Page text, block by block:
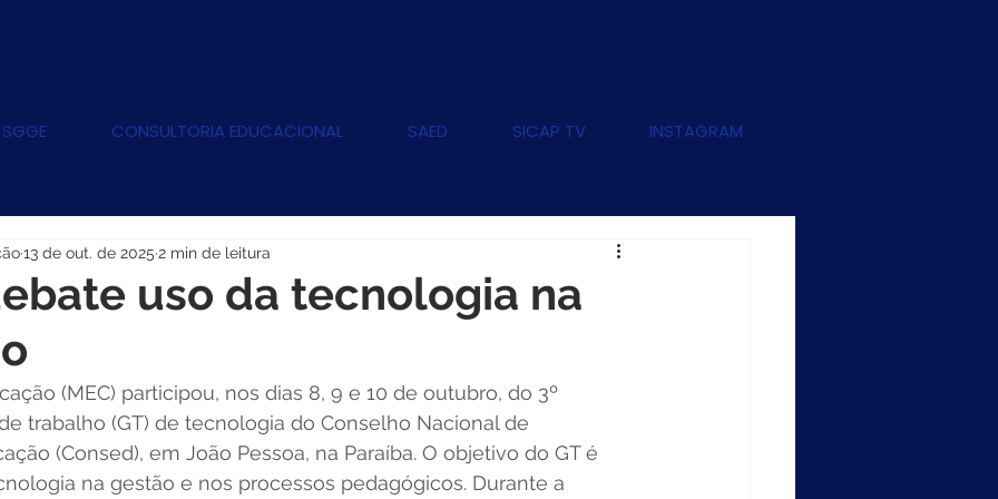
CONSULTORIA EDUCACIONAL SAED SICAP TV INSTAGRAM
uso da tecnologia na
13 de out. de 2025 2 min de leitura
(MEC) participou, nos dias 8, 9 e 10 de outubro, do 3º
trabalho (GT) de tecnologia do Conselho Nacional de
(Consed), em João Pessoa, na Paraíba. O objetivo do GT é
na gestão e nos processos pedagógicos. Durante a